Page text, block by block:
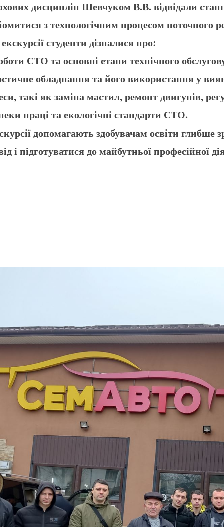
дисциплін Шевчуком В.В. відвідали
з технологічним процесом поточного
студенти дізналися про:
СТО та основні етапи технічного
обладнання та його використання у
такі як заміна мастил, ремонт двигунів,
праці та екологічні стандарти СТО.
допомагають здобувачам освіти глибше
і підготуватися до майбутньої професійної